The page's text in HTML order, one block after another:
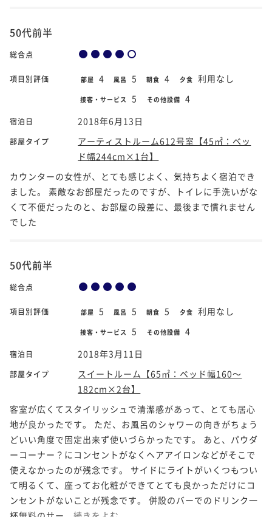
50代前半
総合点
項目別評価 部屋 4 風呂 5 朝食 4 夕食 利用なし
接客・サービス 5 その他設備 4
宿泊日 2018年6月13日
部屋タイプ
アーティストルーム612号室【45㎡：ベッ
ド幅244cm×1台】
カウンターの女性が、とても感じよく、気持ちよく宿泊でき
ました。 素敵なお部屋だったのですが、トイレに手洗いがな
くて不便だったのと、お部屋の段差に、最後まで慣れません
でした
50代前半
総合点
項目別評価 部屋 5 風呂 5 朝食 5 夕食 利用なし
接客・サービス 5 その他設備 4
宿泊日 2018年3月11日
部屋タイプ
スイートルーム【65㎡：ベッド幅160～
182cm×2台】
客室が広くてスタイリッシュで清潔感があって、とても居心
地が良かったです。 ただ、お風呂のシャワーの向きがちょう
どいい角度で固定出来ず使いづらかったです。 あと、パウダ
ーコーナー？にコンセントがなくヘアアイロンなどがそこで
使えなかったのが残念です。 サイドにライトがいくつもつい
て明るくて、座ってお化粧ができてとても良かっただけにコ
ンセントがないことが残念です。 併設のバーでのドリンク一